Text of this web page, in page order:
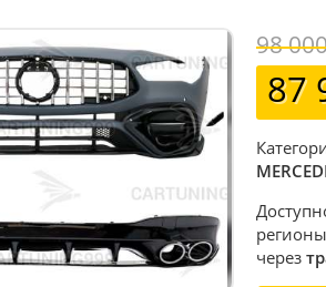
98
87
через